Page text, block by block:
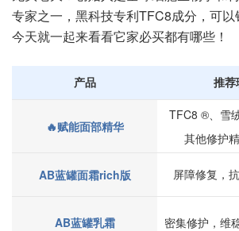
专家之一，黑科技专利TFC8成分，可以
今天就一起来看看它家必买都有哪些！
产品 推荐
🔥赋能面部精华
TFC8 ®、雪
其他修护
AB蓝罐面霜rich版 屏障修复，
AB蓝罐乳霜 密集修护，维